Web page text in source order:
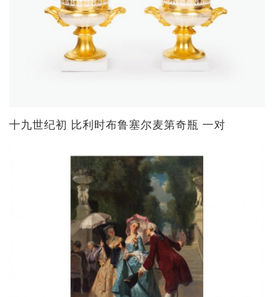
十九世纪初 比利时布鲁塞尔麦第奇瓶 一对